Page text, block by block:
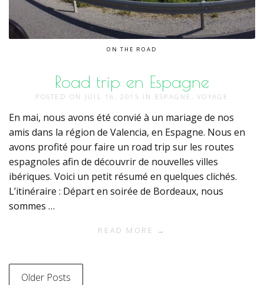
ON THE ROAD
Road trip en Espagne
POSTED ON JUIL 16, 2015 IN ESPAGNE ,VOYAGE
En mai, nous avons été convié à un mariage de nos
amis dans la région de Valencia, en Espagne. Nous en
avons profité pour faire un road trip sur les routes
espagnoles afin de découvrir de nouvelles villes
ibériques. Voici un petit résumé en quelques clichés.
L’itinéraire : Départ en soirée de Bordeaux, nous
sommes …
READ MORE →
Older Posts